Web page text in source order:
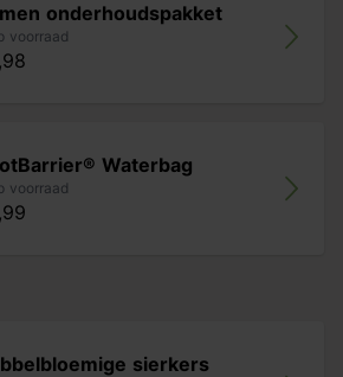
onderhoudspakket
voorraad
Waterbag
voorraad
sierkers